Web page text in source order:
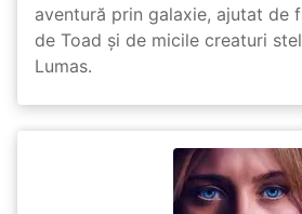
aventură prin galaxie, ajutat de
de Toad și de micile creaturi
Lumas.